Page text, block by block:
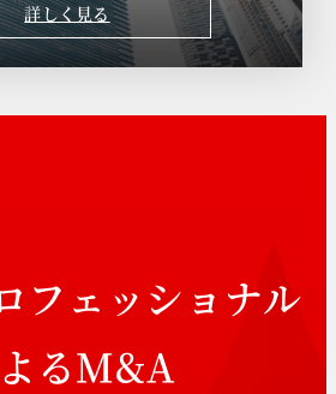
詳しく見る
フェッショナル
るM&A